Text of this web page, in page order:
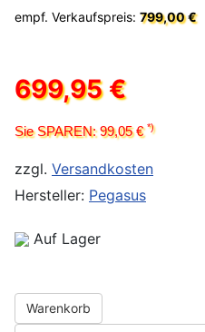
empf. Verkaufspreis: 799,00 €
699,95 €
Sie SPAREN: 99,05 €*)
zzgl. Versandkosten
Hersteller: Pegasus
Auf Lager
Warenkorb